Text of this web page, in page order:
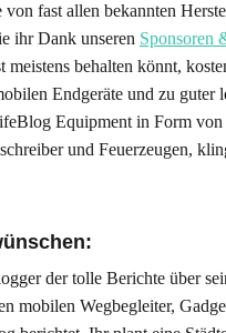
von fast allen bekannten
ihr Dank unseren Sponsoren
meistens behalten könnt,
Endgeräte und zu guter
Equipment in Form von
und Feuerzeugen,
der tolle Berichte über
mobilen Wegbegleiter,